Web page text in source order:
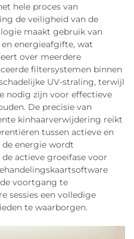
hele proces van
de veiligheid van de
maakt gebruik van
energieafgifte, wat
over meerdere
filtersystemen binnen
UV-straling, terwijl
nodig zijn voor effectieve
De precisie van
kinhaarverwijdering reikt
tussen actieve en
de energie wordt
actieve groeifase voor
voortgang te
sessies een volledige
te waarborgen.